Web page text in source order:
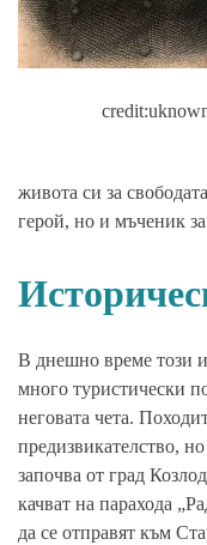
живота си за
герой, но и мъченик
В днешно време този
много туристически
неговата чета.
предизвикателство,
започва от град
качват на парахода
да се отправят към